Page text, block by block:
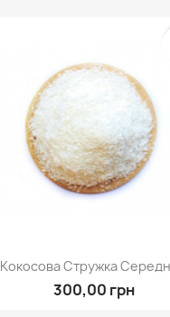
Кокосова Стружка
300,00 грн